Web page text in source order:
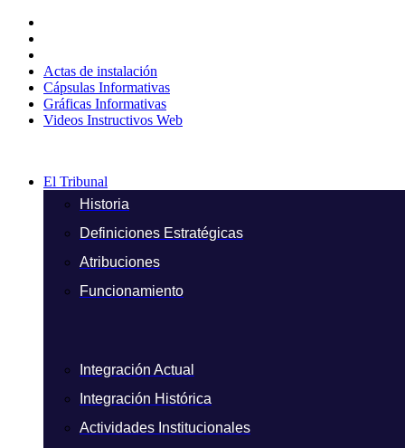
contenido
Actas de instalación
Cápsulas Informativas
Gráficas Informativas
Videos Instructivos Web
El Tribunal
Historia
Definiciones Estratégicas
Atribuciones
Funcionamiento
Integración Actual
Integración Histórica
Actividades Institucionales